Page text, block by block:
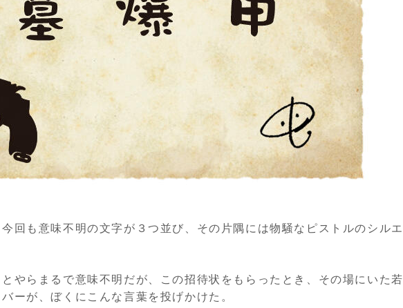
今回も意味不明の文字が３つ並び、その片隅には物騒なピストルのシルエ
やらまるで意味不明だが、この招待状をもらったとき、その場にいた若
ーが、ぼくにこんな言葉を投げかけた。